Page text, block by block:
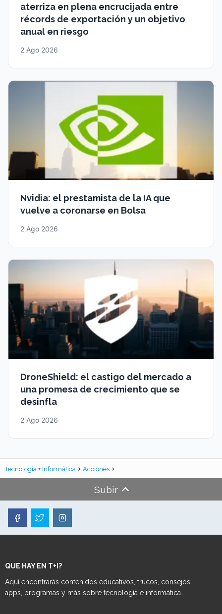
aterriza en plena encrucijada entre
récords de exportación y un objetivo
anual en riesgo
2 Ago 2026
Nvidia: el prestamista de la IA que
vuelve a coronarse en Bolsa
2 Ago 2026
DroneShield: el castigo del mercado a
una promesa de crecimiento que se
desinfla
2 Ago 2026
Tecnología + Informática Acciones
Subir
QUE HAY EN T+I?
Aquí encontrarás contenidos educativos, trucos, consejos,
apps, programas y más sobre tecnología e informática.